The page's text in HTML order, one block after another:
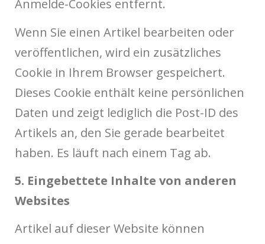
Anmelde-Cookies entfernt.
Wenn Sie einen Artikel bearbeiten oder
veröffentlichen, wird ein zusätzliches
Cookie in Ihrem Browser gespeichert.
Dieses Cookie enthält keine persönlichen
Daten und zeigt lediglich die Post-ID des
Artikels an, den Sie gerade bearbeitet
haben. Es läuft nach einem Tag ab.
5. Eingebettete Inhalte von anderen
Websites
Artikel auf dieser Website können